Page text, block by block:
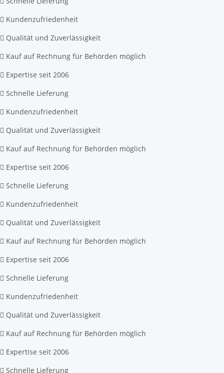
Kundenzufriedenheit
Qualität und Zuverlässigkeit
Kauf auf Rechnung für Behörden möglich
Expertise seit 2006
Schnelle Lieferung
Kundenzufriedenheit
Qualität und Zuverlässigkeit
Kauf auf Rechnung für Behörden möglich
Expertise seit 2006
Schnelle Lieferung
Kundenzufriedenheit
Qualität und Zuverlässigkeit
Kauf auf Rechnung für Behörden möglich
Expertise seit 2006
Schnelle Lieferung
Kundenzufriedenheit
Qualität und Zuverlässigkeit
Kauf auf Rechnung für Behörden möglich
Expertise seit 2006
Schnelle Lieferung